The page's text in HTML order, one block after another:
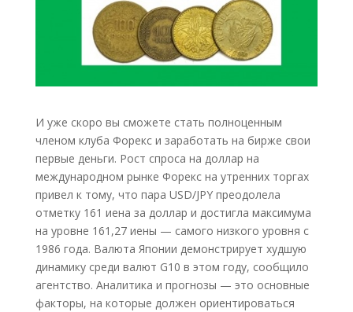
И уже скоро вы сможете стать полноценным
членом клуба Форекс и заработать на бирже свои
первые деньги. Рост спроса на доллар на
международном рынке Форекс на утренних торгах
привел к тому, что пара USD/JPY преодолела
отметку 161 иена за доллар и достигла максимума
на уровне 161,27 иены — самого низкого уровня с
1986 года. Валюта Японии демонстрирует худшую
динамику среди валют G10 в этом году, сообщило
агентство. Аналитика и прогнозы — это основные
факторы, на которые должен ориентироваться